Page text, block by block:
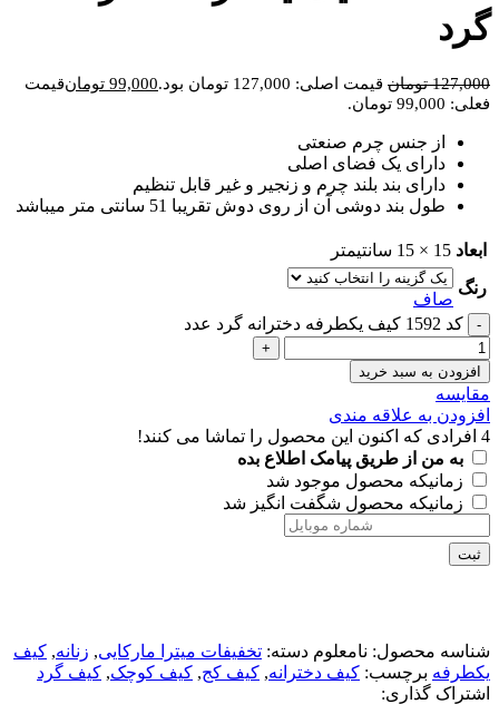
گرد
127,000 تومان قیمت اصلی: 127,000 تومان بود. 99,000 تومانقیمت
فعلی: 99,000 تومان.
از جنس چرم صنعتی
دارای یک فضای اصلی
دارای بند بلند چرم و زنجیر و غیر قابل تنظیم
طول بند دوشی آن از روی دوش تقریبا 51 سانتی متر میباشد
ابعاد 15 × 15 سانتیمتر
رنگ
صاف
کد 1592 کیف یکطرفه دخترانه گرد عدد
افزودن به سبد خرید
مقايسه
افزودن به علاقه مندی
4 افرادی که اکنون این محصول را تماشا می کنند!
به من از طریق پیامک اطلاع بده
زمانیکه محصول موجود شد
زمانیکه محصول شگفت انگیز شد
ثبت
شناسه محصول: نامعلوم دسته: تخفیفات میترا مارکایی, زنانه, کیف
یکطرفه برچسب: کیف دخترانه, کیف کج, کیف کوچک, کیف گرد
اشتراک گذاری: